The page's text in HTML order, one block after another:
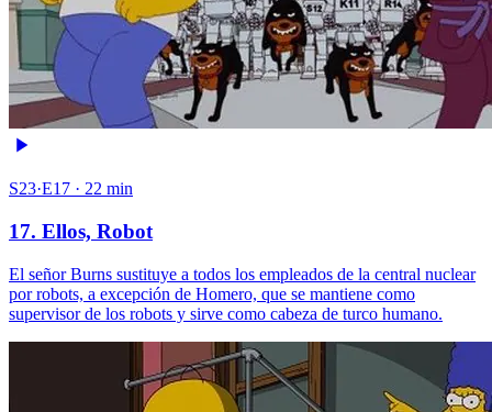
S23·E17 · 22 min
17. Ellos, Robot
El señor Burns sustituye a todos los empleados de la central nuclear
por robots, a excepción de Homero, que se mantiene como
supervisor de los robots y sirve como cabeza de turco humano.